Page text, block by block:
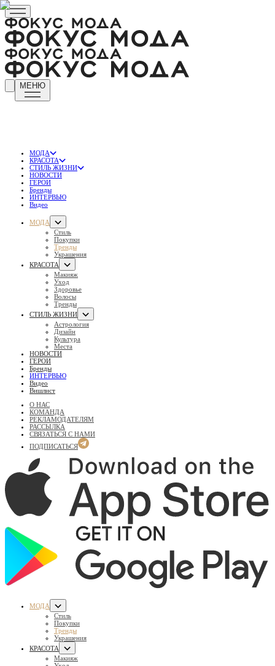
МЕНЮ
МОДА
КРАСОТА
СТИЛЬ ЖИЗНИ
НОВОСТИ
ГЕРОИ
Бренды
ИНТЕРВЬЮ
Видео
МОДА
Стиль
Покупки
Тренды
Украшения
КРАСОТА
Макияж
Уход
Здоровье
Волосы
Тренды
СТИЛЬ ЖИЗНИ
Астрология
Дизайн
Культура
Места
НОВОСТИ
ГЕРОИ
Бренды
ИНТЕРВЬЮ
Видео
Вишлист
О НАС
КОМАНДА
РЕКЛАМОДАТЕЛЯМ
РАССЫЛКА
СВЯЗАТЬСЯ С НАМИ
ПОДПИСАТЬСЯ
МОДА
Стиль
Покупки
Тренды
Украшения
КРАСОТА
Макияж